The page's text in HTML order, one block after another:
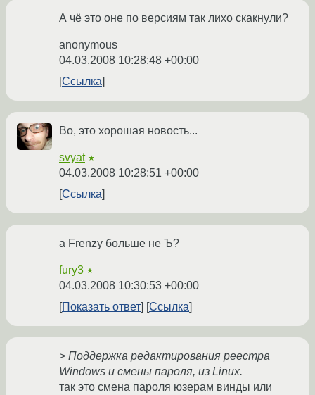
А чё это оне по версиям так лихо скакнули?
anonymous
04.03.2008 10:28:48 +00:00
Ссылка
Во, это хорошая новость...
svyat ★
04.03.2008 10:28:51 +00:00
Ссылка
а Frenzy больше не Ъ?
fury3 ★
04.03.2008 10:30:53 +00:00
Показать ответ
Ссылка
> Поддержка редактирования реестра
Windows и смены пароля, из Linux.
так это смена пароля юзерам винды или